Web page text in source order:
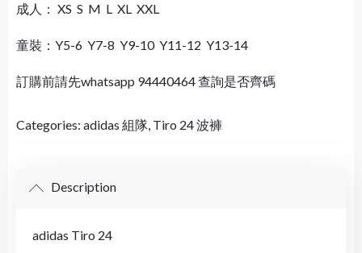
成人： XS S M L XL XXL
童裝：Y5-6 Y7-8 Y9-10 Y11-12 Y13-14
訂購前請先whatsapp 94440464 查詢是否齊碼
Categories: adidas 組隊, Tiro 24 波褲
Description
adidas Tiro 24